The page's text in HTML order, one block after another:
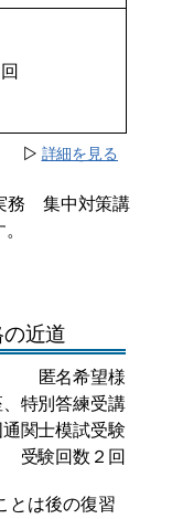
▷ 詳細を見る
務 集中対策講
近道
匿名希望様
特別答練受講
関士模試受験
受験回数２回
とは後の復習